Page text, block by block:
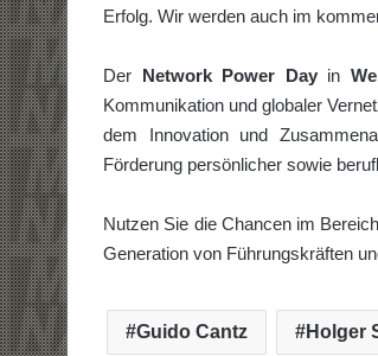
Erfolg. Wir werden auch im
Der Network Power Dayin
Kommunikation und globaler
dem Innovation und
Förderung persönlicher sowie
Nutzen Sie die Chancen im
Generation von Führungskräften
Guido Cantz Holger